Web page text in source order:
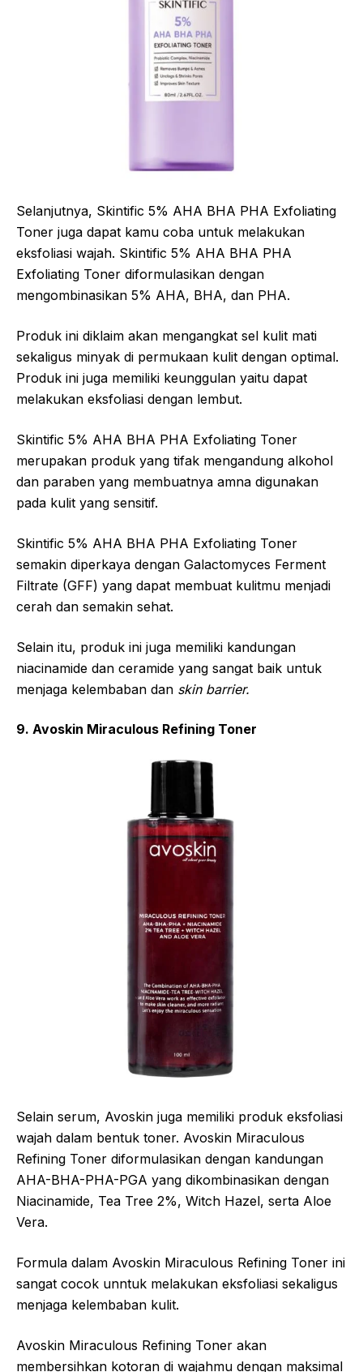
Selanjutnya, Skintific 5% AHA BHA PHA Exfoliating
Toner juga dapat kamu coba untuk melakukan
eksfoliasi wajah. Skintific 5% AHA BHA PHA
Exfoliating Toner diformulasikan dengan
mengombinasikan 5% AHA, BHA, dan PHA.
Produk ini diklaim akan mengangkat sel kulit mati
sekaligus minyak di permukaan kulit dengan optimal.
Produk ini juga memiliki keunggulan yaitu dapat
melakukan eksfoliasi dengan lembut.
Skintific 5% AHA BHA PHA Exfoliating Toner
merupakan produk yang tifak mengandung alkohol
dan paraben yang membuatnya amna digunakan
pada kulit yang sensitif.
Skintific 5% AHA BHA PHA Exfoliating Toner
semakin diperkaya dengan Galactomyces Ferment
Filtrate (GFF) yang dapat membuat kulitmu menjadi
cerah dan semakin sehat.
Selain itu, produk ini juga memiliki kandungan
niacinamide dan ceramide yang sangat baik untuk
menjaga kelembaban dan skin barrier.
9. Avoskin Miraculous Refining Toner
Selain serum, Avoskin juga memiliki produk eksfoliasi
wajah dalam bentuk toner. Avoskin Miraculous
Refining Toner diformulasikan dengan kandungan
AHA-BHA-PHA-PGA yang dikombinasikan dengan
Niacinamide, Tea Tree 2%, Witch Hazel, serta Aloe
Vera.
Formula dalam Avoskin Miraculous Refining Toner ini
sangat cocok unntuk melakukan eksfoliasi sekaligus
menjaga kelembaban kulit.
Avoskin Miraculous Refining Toner akan
membersihkan kotoran di wajahmu dengan maksimal